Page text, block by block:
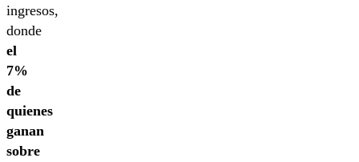
ingresos,
donde
el
7%
de
quienes
ganan
sobre